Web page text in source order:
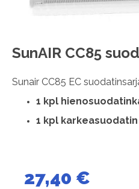
SunAIR CC85
Sunair CC85 EC
1 kpl
1 kpl karkeasuodatin
27,40 €
Skip
to
beginning
images